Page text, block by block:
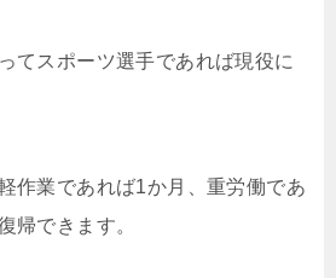
てスポーツ選手であれば現役に
作業であれば1か月、重労働であ
帰できます。